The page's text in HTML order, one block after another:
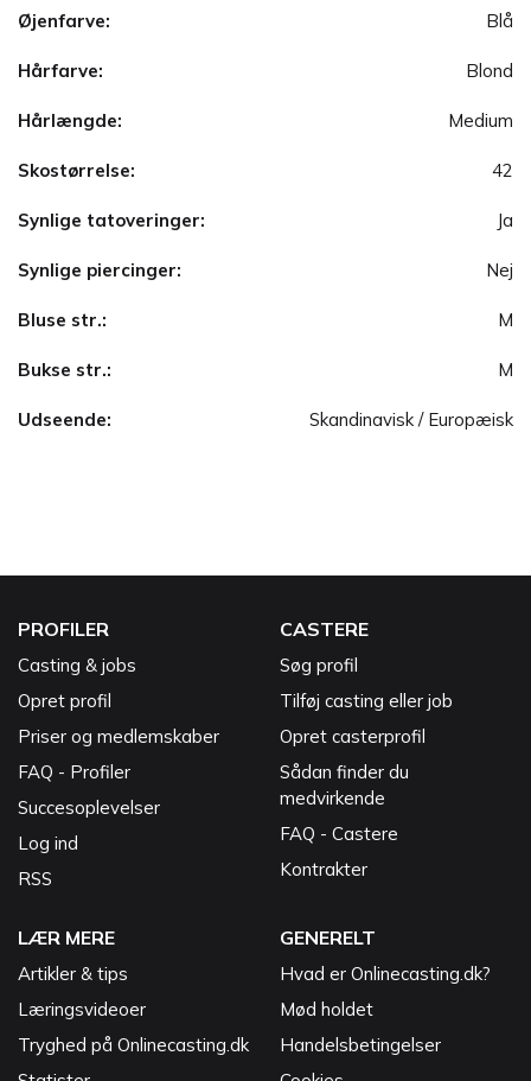
Øjenfarve: Blå
Hårfarve: Blond
Hårlængde: Medium
Skostørrelse: 42
Synlige tatoveringer: Ja
Synlige piercinger: Nej
Bluse str.: M
Bukse str.: M
Udseende: Skandinavisk / Europæisk
PROFILER
Casting & jobs
Opret profil
Priser og medlemskaber
FAQ - Profiler
Succesoplevelser
Log ind
RSS
CASTERE
Søg profil
Tilføj casting eller job
Opret casterprofil
Sådan finder du
medvirkende
FAQ - Castere
Kontrakter
LÆR MERE
Artikler & tips
Læringsvideoer
Tryghed på Onlinecasting.dk
GENERELT
Hvad er Onlinecasting.dk?
Mød holdet
Handelsbetingelser